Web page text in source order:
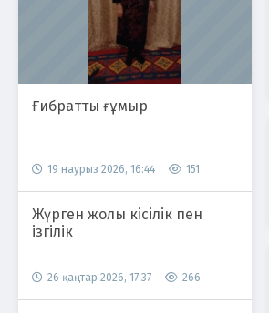
Ғибратты ғұмыр
19 наурыз 2026, 16:44 151
Жүрген жолы кісілік пен
ізгілік
26 қаңтар 2026, 17:37 266